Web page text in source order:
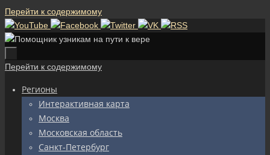
Перейти к содержимому
Перейти к содержимому
Регионы
Интерактивная карта
Москва
Московская область
Санкт-Петербург